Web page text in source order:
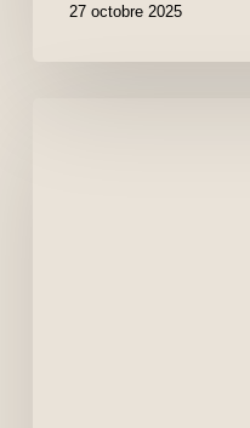
27 octobre 2025